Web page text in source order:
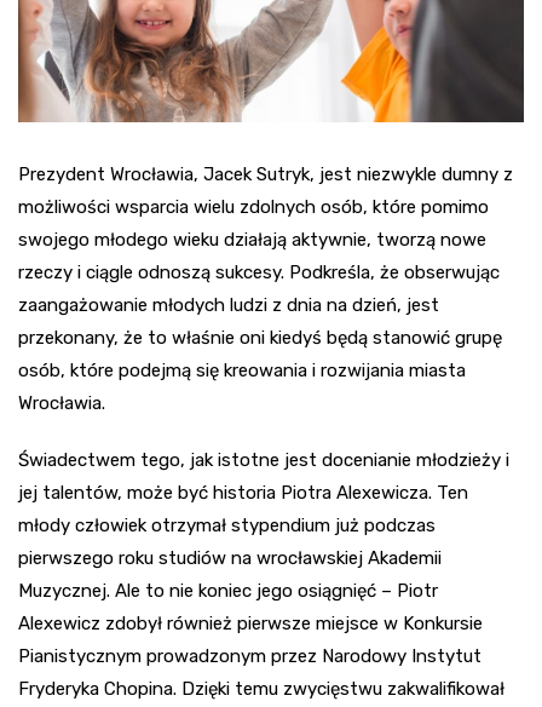
Prezydent Wrocławia, Jacek Sutryk, jest niezwykle dumny z
możliwości wsparcia wielu zdolnych osób, które pomimo
swojego młodego wieku działają aktywnie, tworzą nowe
rzeczy i ciągle odnoszą sukcesy. Podkreśla, że obserwując
zaangażowanie młodych ludzi z dnia na dzień, jest
przekonany, że to właśnie oni kiedyś będą stanowić grupę
osób, które podejmą się kreowania i rozwijania miasta
Wrocławia.
Świadectwem tego, jak istotne jest docenianie młodzieży i
jej talentów, może być historia Piotra Alexewicza. Ten
młody człowiek otrzymał stypendium już podczas
pierwszego roku studiów na wrocławskiej Akademii
Muzycznej. Ale to nie koniec jego osiągnięć – Piotr
Alexewicz zdobył również pierwsze miejsce w Konkursie
Pianistycznym prowadzonym przez Narodowy Instytut
Fryderyka Chopina. Dzięki temu zwycięstwu zakwalifikował